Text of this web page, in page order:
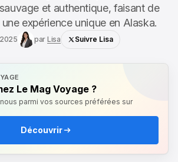
et authentique, faisant de
expérience unique en Alaska.
par Lisa Suivre Lisa
Le Mag Voyage ?
parmi vos sources préférées sur
Découvrir